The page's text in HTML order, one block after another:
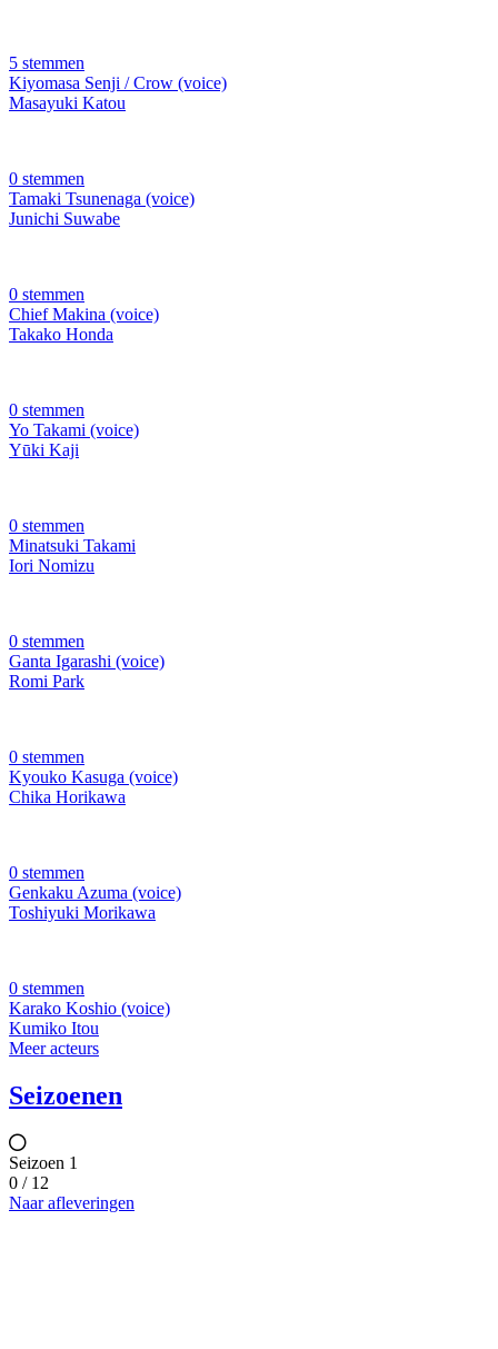
5 stemmen
Kiyomasa Senji / Crow (voice)
Masayuki Katou
0 stemmen
Tamaki Tsunenaga (voice)
Junichi Suwabe
0 stemmen
Chief Makina (voice)
Takako Honda
0 stemmen
Yo Takami (voice)
Yūki Kaji
0 stemmen
Minatsuki Takami
Iori Nomizu
0 stemmen
Ganta Igarashi (voice)
Romi Park
0 stemmen
Kyouko Kasuga (voice)
Chika Horikawa
0 stemmen
Genkaku Azuma (voice)
Toshiyuki Morikawa
0 stemmen
Karako Koshio (voice)
Kumiko Itou
Meer acteurs
Seizoenen
Seizoen 1
0 / 12
Naar afleveringen